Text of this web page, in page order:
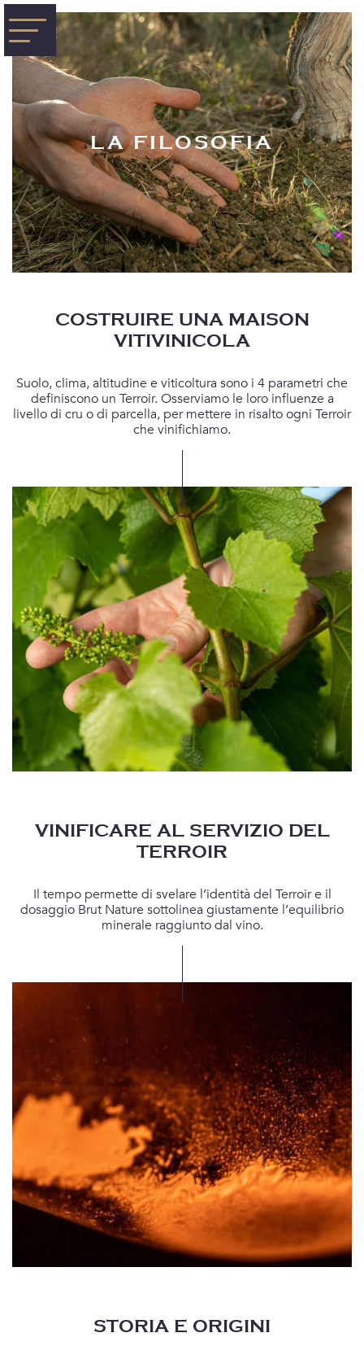
LA FILOSOFIA
COSTRUIRE UNA MAISON
VITIVINICOLA
Suolo, clima, altitudine e viticoltura sono i 4 parametri che
definiscono un Terroir. Osserviamo le loro influenze a
livello di cru o di parcella, per mettere in risalto ogni Terroir
che vinifichiamo.
VINIFICARE AL SERVIZIO DEL
TERROIR
Il tempo permette di svelare l’identità del Terroir e il
dosaggio Brut Nature sottolinea giustamente l’equilibrio
minerale raggiunto dal vino.
STORIA E ORIGINI
X
Alternative: